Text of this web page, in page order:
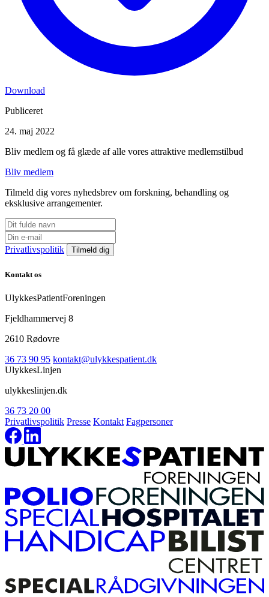
Download
Publiceret
24. maj 2022
Bliv medlem og få glæde af alle vores attraktive medlemstilbud
Bliv medlem
Tilmeld dig vores nyhedsbrev om forskning, behandling og
eksklusive arrangementer.
Privatlivspolitik
Kontakt os
UlykkesPatientForeningen
Fjeldhammervej 8
2610 Rødovre
36 73 90 95 kontakt@ulykkespatient.dk
UlykkesLinjen
ulykkeslinjen.dk
36 73 20 00
Privatlivspolitik Presse Kontakt Fagpersoner